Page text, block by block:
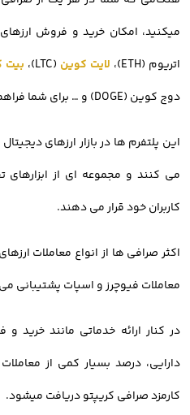
اتریوم (ETH)،
لایت کوین (LTC)،
دوج کوین (DOGE) و … برای شما فراهم میشود.
این پلتفرم ها در بازار ارزهای
می کنند و مجموعه ای از ابزارهای
کاربران خود قرار می دهند.
اکثر صرافی ها از انواع معاملات
معاملات فیوچرز و اسپات پشتیبانی
در کنار ارائه خدماتی مانند خرید
دارایی، درصد بسیار کمی از
کارمزد صرافی کریپتو دریافت میشود.